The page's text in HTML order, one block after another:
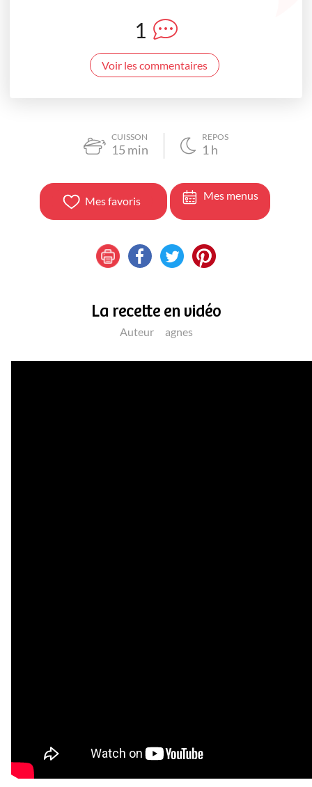
1
Voir les commentaires
CUISSON
15 min
REPOS
1 h
Mes favoris Mes menus
La recette en vidéo
Auteur agnes